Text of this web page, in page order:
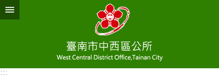
跳到主要內容區塊
:::